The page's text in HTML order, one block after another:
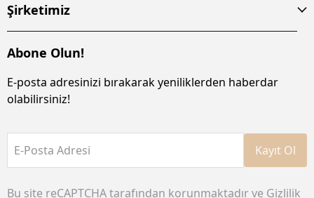
Şirketimiz
Abone Olun!
E-posta adresinizi bırakarak yeniliklerden haberdar
olabilirsiniz!
E-Posta Adresi Kayıt Ol
Bu site reCAPTCHA tarafından korunmaktadır ve Gizlilik